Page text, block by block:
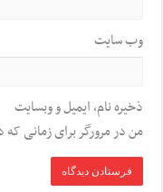
وب‌ سایت
ذخیره نام، ایمیل و وبسایت
من در مرورگر برای زمانی